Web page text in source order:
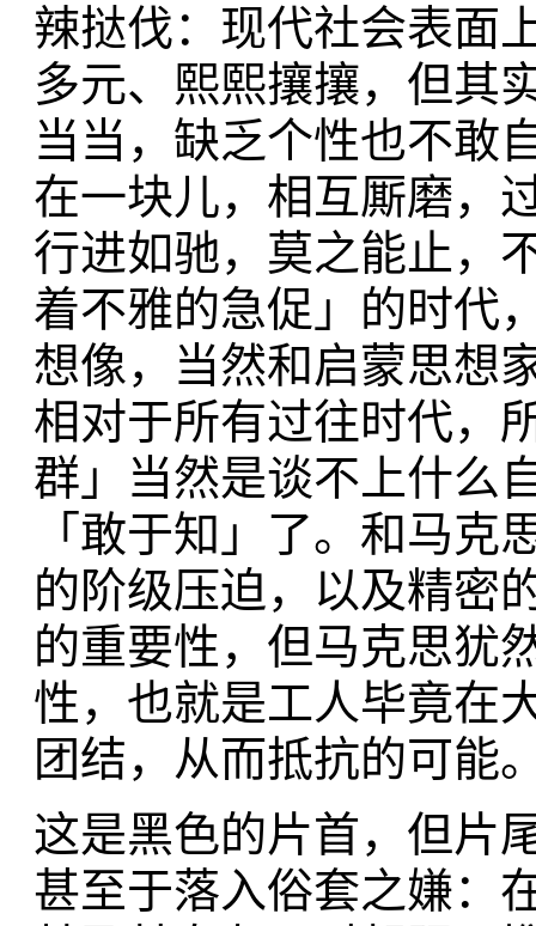
辣挞伐：现代社会表面
多元、熙熙攘攘，但其
当当，缺乏个性也不敢
在一块儿，相互厮磨，
行进如驰，莫之能止，
着不雅的急促」的时代
想像，当然和启蒙思想
相对于所有过往时代，
群」当然是谈不上什么
「敢于知」了。和马
的阶级压迫，以及精密
的重要性，但马克思犹
性，也就是工人毕竟在
团结，从而抵抗的可能
这是黑色的片首，但片
甚至于落入俗套之嫌：